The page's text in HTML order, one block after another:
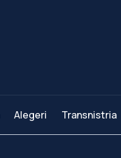
Alegeri Transnistria